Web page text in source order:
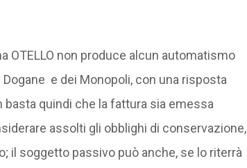
non produce alcun automatismo
e dei Monopoli, con una risposta
basta quindi che la fattura sia emessa
assolti gli obblighi di conservazione,
il soggetto passivo può anche, se lo riterrà